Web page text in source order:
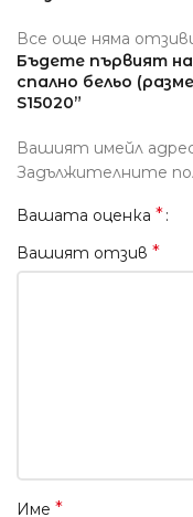
Все още няма
Бъдете първият
спално бельо
S15020”
Вашият имейл
Задължителните
Вашата оценка *
Вашият отзив *
Име *